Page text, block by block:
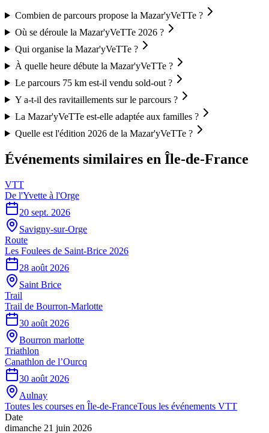
Combien de parcours propose la Mazar'yVeTTe ?
Où se déroule la Mazar'yVeTTe 2026 ?
Qui organise la Mazar'yVeTTe ?
À quelle heure débute la Mazar'yVeTTe ?
Le parcours 75 km est-il vendu sold-out ?
Y a-t-il des ravitaillements sur le parcours ?
La Mazar'yVeTTe est-elle adaptée aux familles ?
Quelle est l'édition 2026 de la Mazar'yVeTTe ?
Événements similaires en Île-de-France
VTT
De l'Yvette à l'Orge
20 sept. 2026
Savigny-sur-Orge
Route
Les Foulees de Saint-Brice 2026
28 août 2026
Saint Brice
Trail
Trail de Bourron-Marlotte
30 août 2026
Bourron marlotte
Triathlon
Canathlon de l’Ourcq
30 août 2026
Aulnay
Toutes les courses en Île-de-FranceTous les événements VTT
Date
dimanche 21 juin 2026